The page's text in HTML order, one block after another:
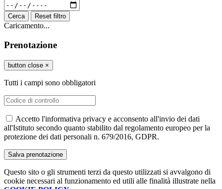
Cerca Reset filtro
Caricamento...
Prenotazione
button close ×
Tutti i campi sono obbligatori
Accetto l'informativa privacy e acconsento all'invio dei dati
all'Istituto secondo quanto stabilito dal regolamento europeo per la
protezione dei dati personali n. 679/2016, GDPR.
Questo sito o gli strumenti terzi da questo utilizzati si avvalgono di
cookie necessari al funzionamento ed utili alle finalità illustrate nella